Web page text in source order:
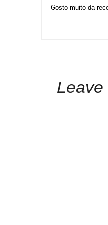
Gosto muito da
Leave